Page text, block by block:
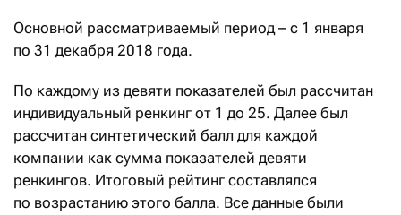
Основной рассматриваемый период – с 1 января
по 31 декабря 2018 года.
По каждому из девяти показателей был рассчитан
индивидуальный ренкинг от 1 до 25. Далее был
рассчитан синтетический балл для каждой
компании как сумма показателей девяти
ренкингов. Итоговый рейтинг составлялся
по возрастанию этого балла. Все данные были